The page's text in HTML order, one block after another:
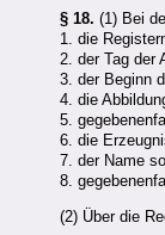
§ 18. (1) Bei
1. die
2. der Tag der
3. der Beginn
4. die
5.
6. die
7. der Name
8.
(2) Über die